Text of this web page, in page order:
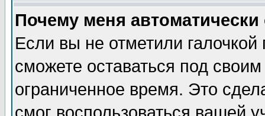
Почему меня автоматически
Если вы не отметили галочкой
сможете оставаться под
ограниченное время. Это